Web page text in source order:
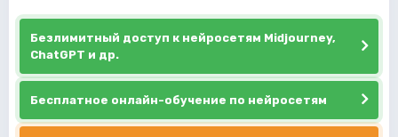
Безлимитный доступ к нейросетям Midjourney,
ChatGPT и др.
Бесплатное онлайн-обучение по нейросетям